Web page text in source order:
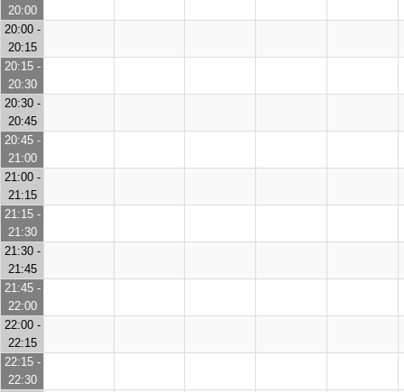
20:00
20:00 -
20:15
20:15 -
20:30
20:30 -
20:45
20:45 -
21:00
21:00 -
21:15
21:15 -
21:30
21:30 -
21:45
21:45 -
22:00
22:00 -
22:15
22:15 -
22:30